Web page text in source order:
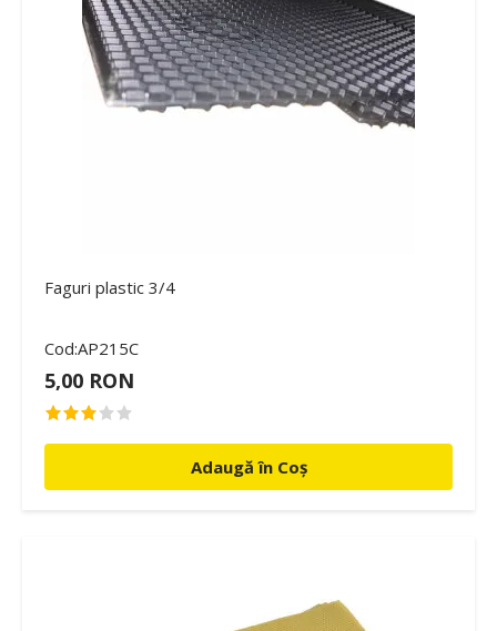
Faguri plastic 3/4
Cod:AP215C
5,00 RON
Adaugă în Coș